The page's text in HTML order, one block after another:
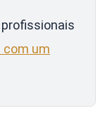
com um